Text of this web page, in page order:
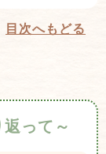
目次へもどる
って～